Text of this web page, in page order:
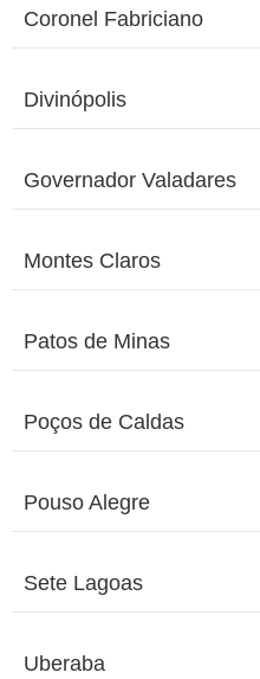
Coronel Fabriciano
Divinópolis
Governador Valadares
Montes Claros
Patos de Minas
Poços de Caldas
Pouso Alegre
Sete Lagoas
Uberaba